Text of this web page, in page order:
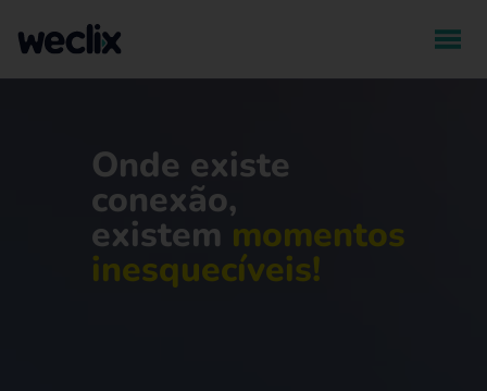
Onde existe
conexão,
existem momentos
inesquecíveis!